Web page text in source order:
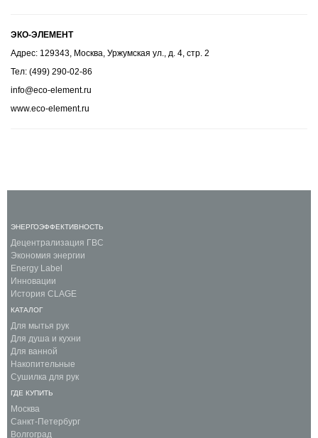
ЭКО-ЭЛЕМЕНТ
Адрес: 129343, Москва, Уржумская ул., д. 4, стр. 2
Тел: (499) 290-02-86
info@eco-element.ru
www.eco-element.ru
ЭНЕРГОЭФФЕКТИВНОСТЬ
Децентрализация ГВС
Экономия энергии
Energy Label
Инновации
История CLAGE
КАТАЛОГ
Для мытья рук
Для душа и кухни
Для ванной
Накопительные
Сушилка для рук
ГДЕ КУПИТЬ
Москва
Санкт-Петербург
Волгоград